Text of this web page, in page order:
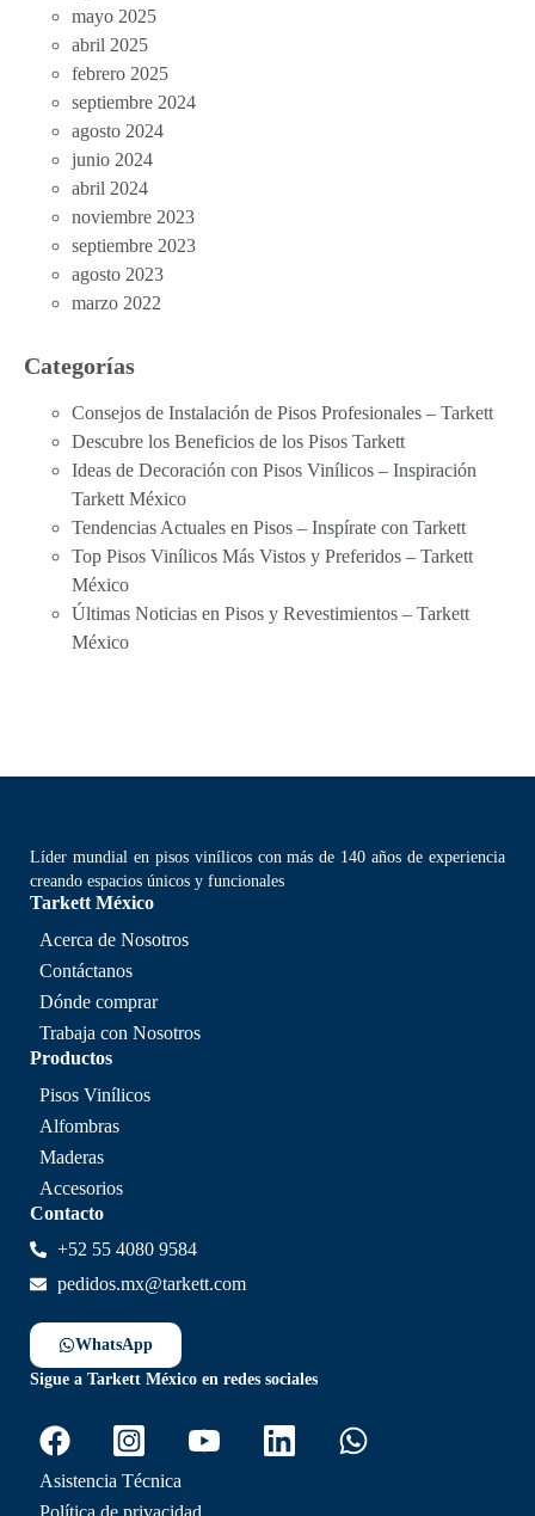
mayo 2025
abril 2025
febrero 2025
septiembre 2024
agosto 2024
junio 2024
abril 2024
noviembre 2023
septiembre 2023
agosto 2023
marzo 2022
Categorías
Consejos de Instalación de Pisos Profesionales – Tarkett
Descubre los Beneficios de los Pisos Tarkett
Ideas de Decoración con Pisos Vinílicos – Inspiración
Tarkett México
Tendencias Actuales en Pisos – Inspírate con Tarkett
Top Pisos Vinílicos Más Vistos y Preferidos – Tarkett
México
Últimas Noticias en Pisos y Revestimientos – Tarkett
México
Líder mundial en pisos vinílicos con más de 140 años de experiencia
creando espacios únicos y funcionales
Tarkett México
Acerca de Nosotros
Contáctanos
Dónde comprar
Trabaja con Nosotros
Productos
Pisos Vinílicos
Alfombras
Maderas
Accesorios
Contacto
+52 55 4080 9584
pedidos.mx@tarkett.com
WhatsApp
Sigue a Tarkett México en redes sociales
Asistencia Técnica
Política de privacidad